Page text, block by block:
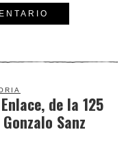
de la 125
Sanz